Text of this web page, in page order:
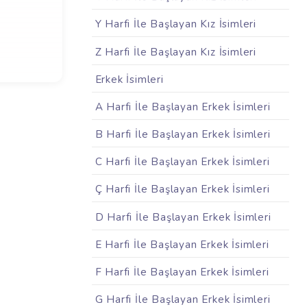
Y Harfi İle Başlayan Kız İsimleri
Z Harfi İle Başlayan Kız İsimleri
Erkek İsimleri
A Harfi İle Başlayan Erkek İsimleri
B Harfi İle Başlayan Erkek İsimleri
C Harfi İle Başlayan Erkek İsimleri
Ç Harfi İle Başlayan Erkek İsimleri
D Harfi İle Başlayan Erkek İsimleri
E Harfi İle Başlayan Erkek İsimleri
F Harfi İle Başlayan Erkek İsimleri
G Harfi İle Başlayan Erkek İsimleri